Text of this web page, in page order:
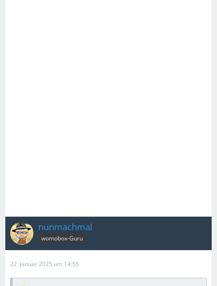
nunmachmal
womobox-Guru
22. Januar 2025 um 14:55